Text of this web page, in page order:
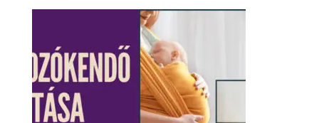
Babahordozó
Avagy
Okos
Próba
Vásárlás